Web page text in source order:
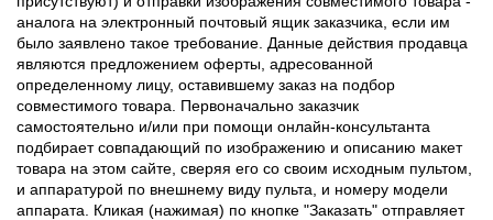
аналога на электронный почтовый ящик заказчика, если им
было заявлено такое требование. Данные действия продавца
являются предложением оферты, адресованной
определенному лицу, оставившему заказ на подбор
совместимого товара. Первоначально заказчик
самостоятельно и/или при помощи онлайн-консультанта
подбирает совпадающий по изображению и описанию макет
товара на этом сайте, сверяя его со своим исходным пультом,
и аппаратурой по внешнему виду пульта, и номеру модели
аппарата. Кликая (нажимая) по кнопке "Заказать" отправляет